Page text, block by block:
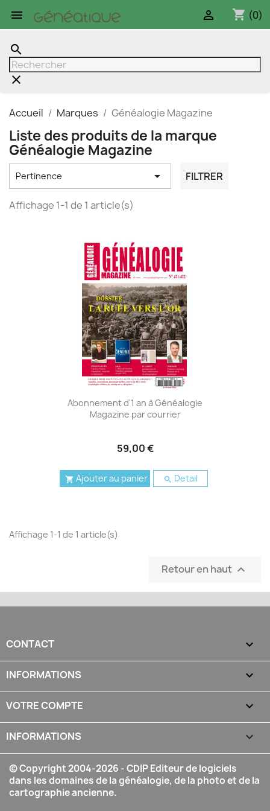
 shopping_cart (0)

search
clear
Accueil Marques Généalogie Magazine
Liste des produits de la marque
Généalogie Magazine
Pertinence  FILTRER
Affichage 1-1 de 1 article(s)
Abonnement d'1 an à Généalogie
Magazine par courrier
59,00 €
 Ajouter au panier  Detail
Affichage 1-1 de 1 article(s)
Retour en haut 
CONTACT 
INFORMATIONS 
VOTRE COMPTE 
INFORMATIONS keyboard_arrow_down
© Copyright 2004-2026 - CDIP Editeur de logiciels
dans les domaines de la généalogie, de la photo et de la
cartographie ancienne.